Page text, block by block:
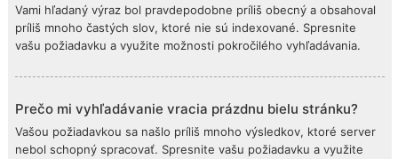
Vami hľadaný výraz bol pravdepodobne príliš obecný a obsahoval
príliš mnoho častých slov, ktoré nie sú indexované. Spresnite
vašu požiadavku a využite možnosti pokročilého vyhľadávania.
Prečo mi vyhľadávanie vracia prázdnu bielu stránku?
Vašou požiadavkou sa našlo príliš mnoho výsledkov, ktoré server
nebol schopný spracovať. Spresnite vašu požiadavku a využite